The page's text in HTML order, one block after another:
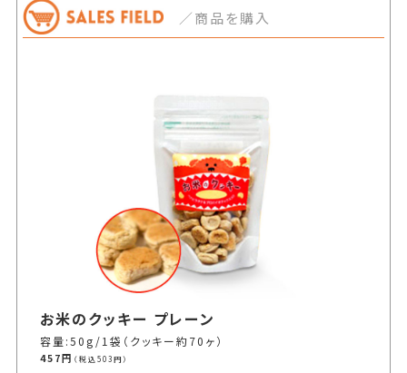
／商品を購入
お米のクッキー プレーン
容量:50g/1袋（クッキー約70ヶ）
457円 （税込503円）